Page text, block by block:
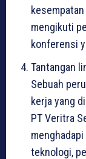
mengikuti
konferensi
Tantangan
Sebuah
kerja yang
PT Veritra
teknologi,